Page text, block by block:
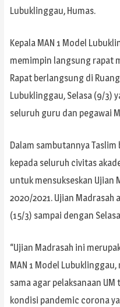
Lubuklinggau, Humas.
Kepala MAN 1 Model
memimpin langsung rapat
Rapat berlangsung di
Lubuklinggau, Selasa (9/3)
seluruh guru dan pegawai
Dalam sambutannya
kepada seluruh civitas
untuk mensukseskan Ujian
2020/2021. Ujian Madrasah
(15/3) sampai dengan
“Ujian Madrasah ini
MAN 1 Model
sama agar pelaksanaan
kondisi pandemic corona